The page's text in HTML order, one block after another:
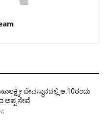
ದೇವಸ್ಥಾನದಲ್ಲಿ ಆ.10ರಂದು
ಅಪ್ಪ ಸೇವೆ